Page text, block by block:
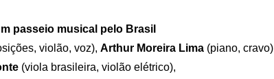
passeio musical pelo Brasil
violão, voz), Arthur Moreira Lima (piano,
(viola brasileira, violão elétrico),